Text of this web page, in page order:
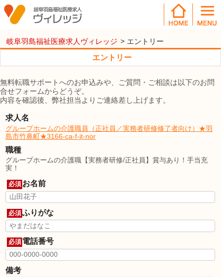
岐阜羽島福祉医療求人ヴィレッジ > エントリー
エントリー
無料転職サポートへのお申込みや、ご質問・ご相談は以下のお問
合せフォームからどうぞ。
内容を確認後、弊社担当よりご連絡差し上げます。
求人名
グループホームの介護職員（正社員／実務者研修修了者向け）★羽
島市竹鼻町★3166-ca-f-jt-nor
職種
グループホームの介護職【実務者研修/正社員】賞与あり！手当充
実！
必須 お名前
必須ふりがな
必須 電話番号
備考